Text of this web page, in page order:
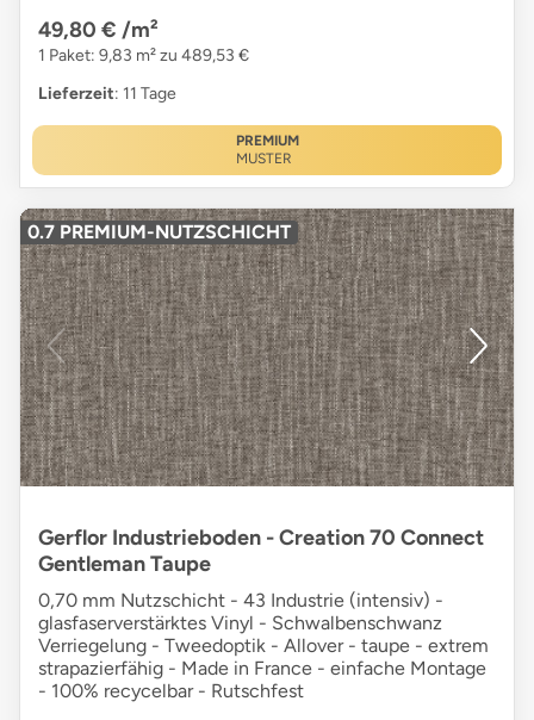
49,80 € /m²
1 Paket: 9,83 m² zu 489,53 €
Lieferzeit: 11 Tage
PREMIUM
MUSTER
0.7 PREMIUM-NUTZSCHICHT
Gerflor Industrieboden - Creation 70 Connect
Gentleman Taupe
0,70 mm Nutzschicht - 43 Industrie (intensiv) -
glasfaserverstärktes Vinyl - Schwalbenschwanz
Verriegelung - Tweedoptik - Allover - taupe - extrem
strapazierfähig - Made in France - einfache Montage
- 100% recycelbar - Rutschfest